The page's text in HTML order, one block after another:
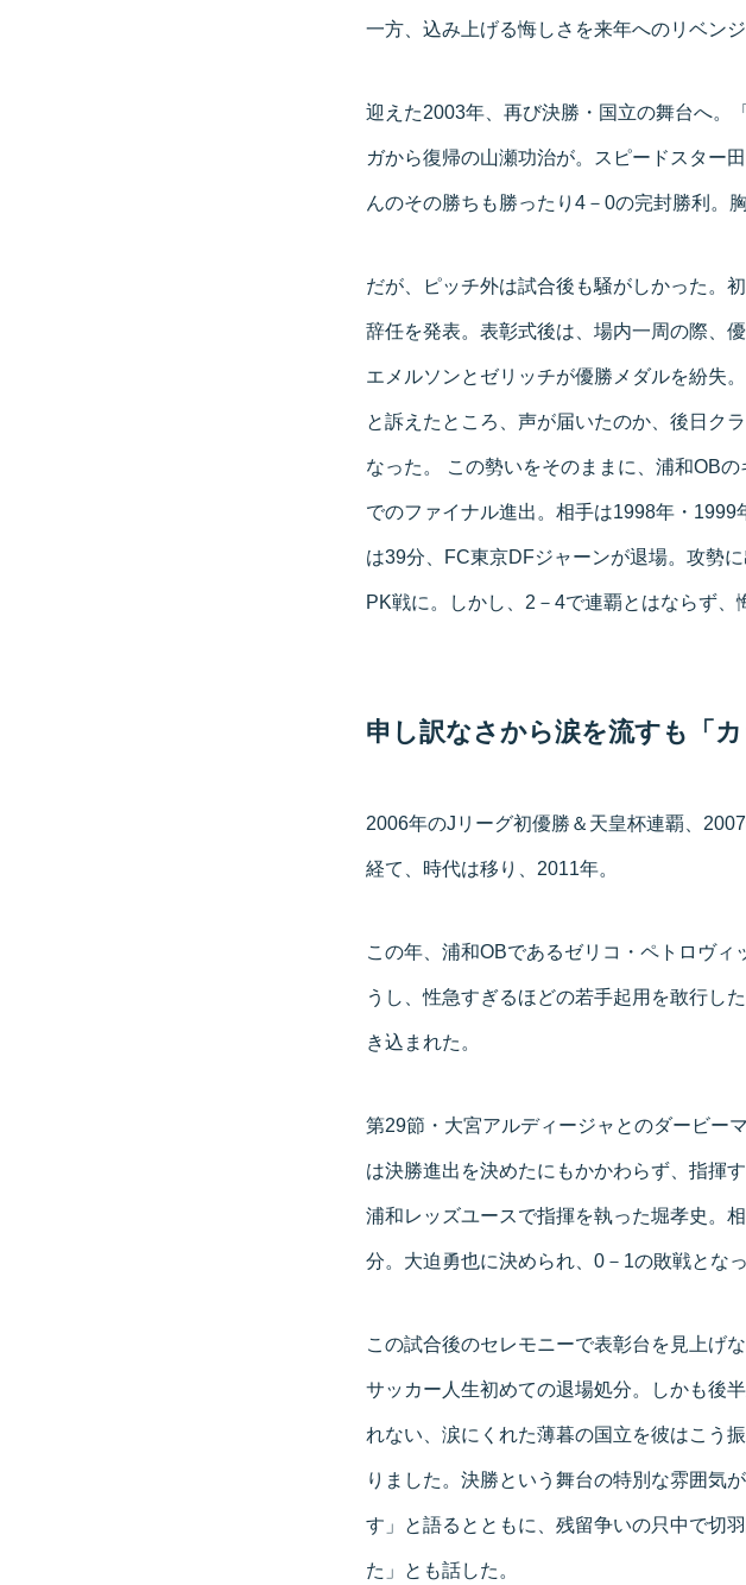
一方、込み上げる悔しさを来年へのリベンジ
迎えた2003年、再び決勝・国立の舞台へ。
ガから復帰の山瀬功治が。スピードスター
んのその勝ちも勝ったり4－0の完封勝利。
だが、ピッチ外は試合後も騒がしかった。
辞任を発表。表彰式後は、場内一周の際、
エメルソンとゼリッチが優勝メダルを紛失
と訴えたところ、声が届いたのか、後日ク
なった。 この勢いをそのままに、浦和OB
でのファイナル進出。相手は1998年・
は39分、FC東京DFジャーンが退場。攻勢
PK戦に。しかし、2－4で連覇とはならず、
申し訳なさから涙を流すも「
2006年のJリーグ初優勝＆天皇杯連覇、
経て、時代は移り、2011年。
この年、浦和OBであるゼリコ・ペトロヴ
うし、性急すぎるほどの若手起用を敢行し
き込まれた。
第29節・大宮アルディージャとのダービー
は決勝進出を決めたにもかかわらず、指揮
浦和レッズユースで指揮を執った堀孝史。
分。大迫勇也に決められ、0－1の敗戦となっ
この試合後のセレモニーで表彰台を見上
サッカー人生初めての退場処分。しかも後
れない、涙にくれた薄暮の国立を彼はこう
りました。決勝という舞台の特別な雰囲気
す」と語るとともに、残留争いの只中で切
た」とも話した。